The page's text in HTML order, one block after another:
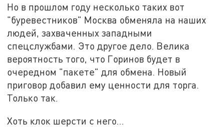
Но в прошлом году несколько таких вот
"буревестников" Москва обменяла на наших
людей, захваченных западными
спецслужбами. Это другое дело. Велика
вероятность того, что Горинов будет в
очередном "пакете" для обмена. Новый
приговор добавил ему ценности для торга.
Только так.
Хоть клок шерсти с него…